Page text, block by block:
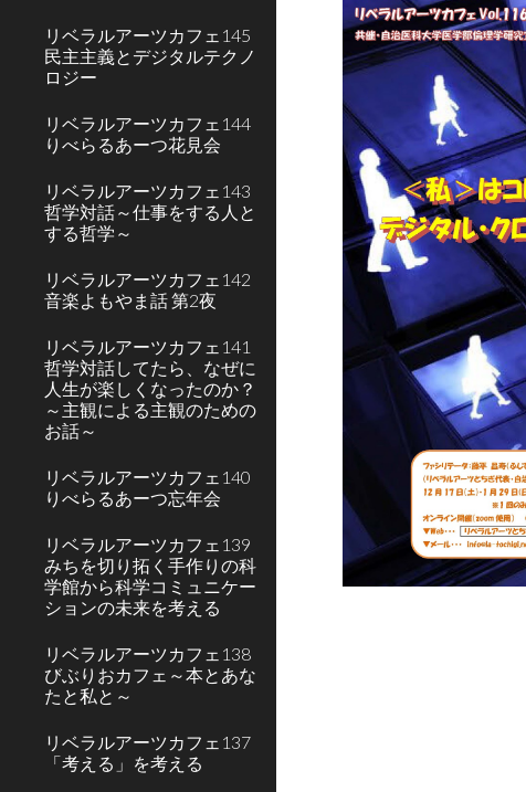
リベラルアーツカフェ145
民主主義とデジタルテクノ
ロジー
リベラルアーツカフェ144
りべらるあーつ花見会
リベラルアーツカフェ143
哲学対話～仕事をする⼈と
する哲学～
リベラルアーツカフェ142
音楽よもやま話 第2夜
リベラルアーツカフェ141
哲学対話してたら、なぜに
人生が楽しくなったのか？
～主観による主観のための
お話～
リベラルアーツカフェ140
りべらるあーつ忘年会
リベラルアーツカフェ139
みちを切り拓く手作りの科
学館から科学コミュニケー
ションの未来を考える
リベラルアーツカフェ138
びぶりおカフェ～本とあな
たと私と～
リベラルアーツカフェ137
「考える」を考える